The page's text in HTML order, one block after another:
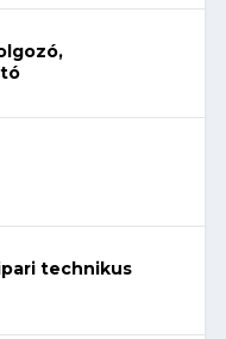
technikus